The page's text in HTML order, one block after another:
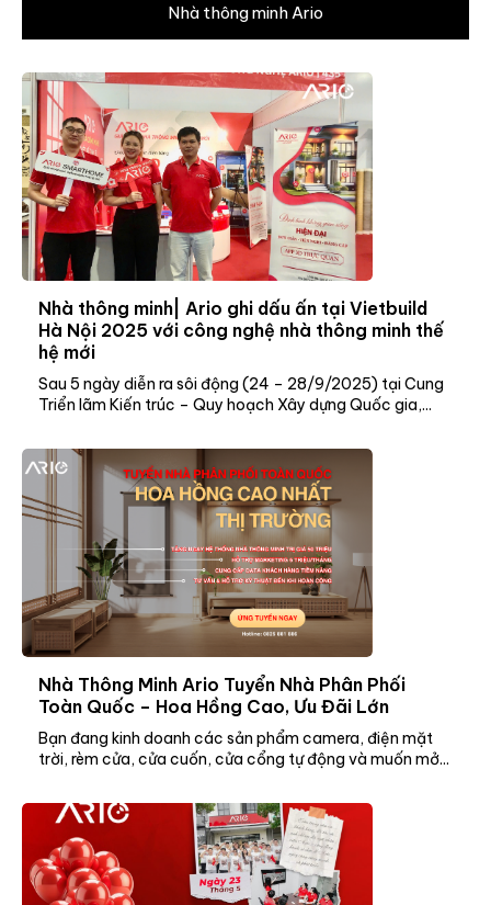
Nhà thông minh Ario
Nhà thông minh| Ario ghi dấu ấn tại Vietbuild
Hà Nội 2025 với công nghệ nhà thông minh thế
hệ mới
Sau 5 ngày diễn ra sôi động (24 – 28/9/2025) tại Cung
Triển lãm Kiến trúc – Quy hoạch Xây dựng Quốc gia,...
Nhà Thông Minh Ario Tuyển Nhà Phân Phối
Toàn Quốc – Hoa Hồng Cao, Ưu Đãi Lớn
Bạn đang kinh doanh các sản phẩm camera, điện mặt
trời, rèm cửa, cửa cuốn, cửa cổng tự động và muốn mở...